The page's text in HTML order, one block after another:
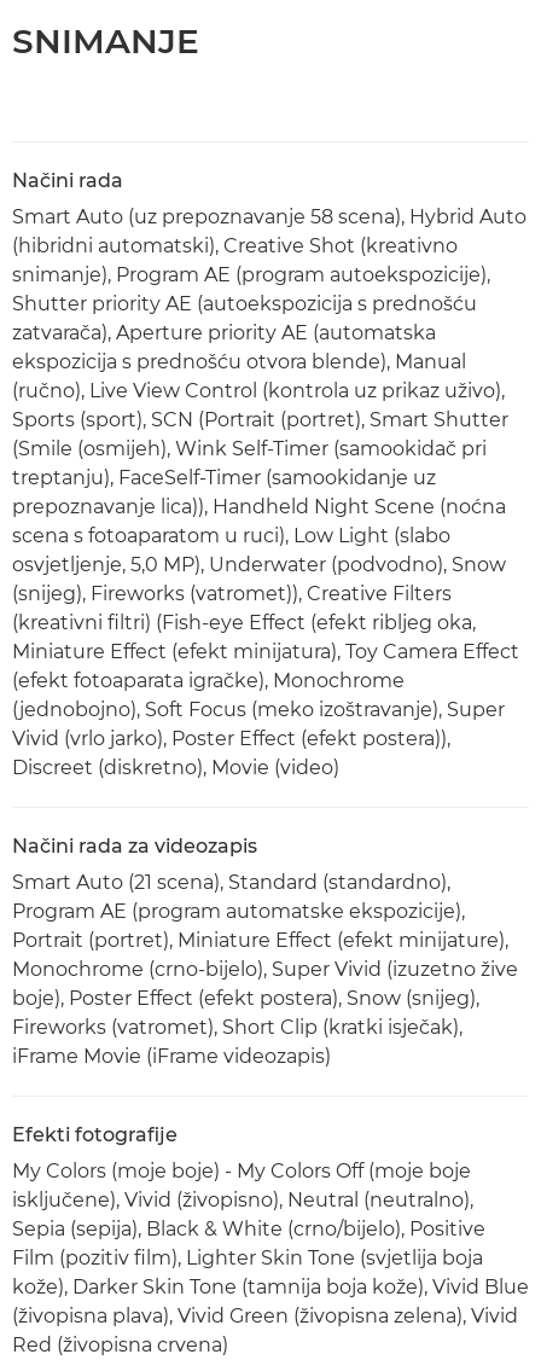
SNIMANJE
Načini rada
Smart Auto (uz prepoznavanje 58 scena), Hybrid Auto
(hibridni automatski), Creative Shot (kreativno
snimanje), Program AE (program autoekspozicije),
Shutter priority AE (autoekspozicija s prednošću
zatvarača), Aperture priority AE (automatska
ekspozicija s prednošću otvora blende), Manual
(ručno), Live View Control (kontrola uz prikaz uživo),
Sports (sport), SCN (Portrait (portret), Smart Shutter
(Smile (osmijeh), Wink Self-Timer (samookidač pri
treptanju), FaceSelf-Timer (samookidanje uz
prepoznavanje lica)), Handheld Night Scene (noćna
scena s fotoaparatom u ruci), Low Light (slabo
osvjetljenje, 5,0 MP), Underwater (podvodno), Snow
(snijeg), Fireworks (vatromet)), Creative Filters
(kreativni filtri) (Fish-eye Effect (efekt ribljeg oka,
Miniature Effect (efekt minijatura), Toy Camera Effect
(efekt fotoaparata igračke), Monochrome
(jednobojno), Soft Focus (meko izoštravanje), Super
Vivid (vrlo jarko), Poster Effect (efekt postera)),
Discreet (diskretno), Movie (video)
Načini rada za videozapis
Smart Auto (21 scena), Standard (standardno),
Program AE (program automatske ekspozicije),
Portrait (portret), Miniature Effect (efekt minijature),
Monochrome (crno-bijelo), Super Vivid (izuzetno žive
boje), Poster Effect (efekt postera), Snow (snijeg),
Fireworks (vatromet), Short Clip (kratki isječak),
iFrame Movie (iFrame videozapis)
Efekti fotografije
My Colors (moje boje) - My Colors Off (moje boje
isključene), Vivid (živopisno), Neutral (neutralno),
Sepia (sepija), Black & White (crno/bijelo), Positive
Film (pozitiv film), Lighter Skin Tone (svjetlija boja
kože), Darker Skin Tone (tamnija boja kože), Vivid Blue
(živopisna plava), Vivid Green (živopisna zelena), Vivid
Red (živopisna crvena)